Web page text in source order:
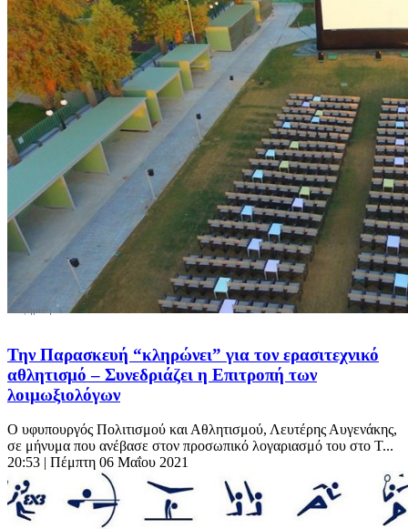
Την Παρασκευή “κληρώνει” για τον ερασιτεχνικό
αθλητισμό – Συνεδριάζει η Επιτροπή των
λοιμωξιολόγων
Ο υφυπουργός Πολιτισμού και Αθλητισμού, Λευτέρης Αυγενάκης,
σε μήνυμα που ανέβασε στον προσωπικό λογαριασμό του στο T...
20:53 | Πέμπτη 06 Μαΐου 2021